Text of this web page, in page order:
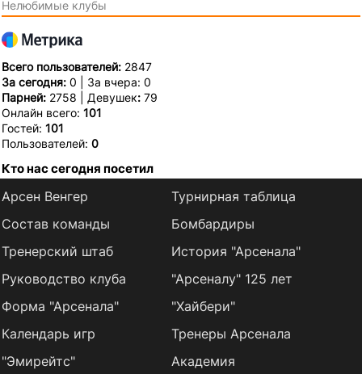
Нелюбимые клубы
Всего пользователей: 2847
За сегодня: 0 | За вчера: 0
Парней: 2758 | Девушек: 79
Онлайн всего: 101
Гостей: 101
Пользователей: 0
Кто нас сегодня посетил
Арсен Венгер
Состав команды
Тренерский штаб
Руководство клуба
Форма "Арсенала"
Календарь игр
Турнирная таблица
Бомбардиры
История "Арсенала"
"Арсеналу" 125 лет
"Хайбери"
Тренеры Арсенала
"Эмирейтс"
Академия